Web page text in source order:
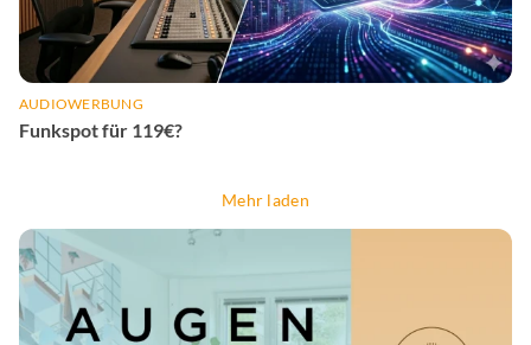
AUDIOWERBUNG
Funkspot für 119€?
Mehr laden